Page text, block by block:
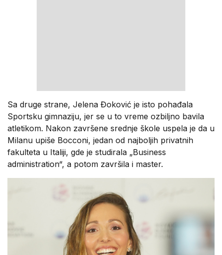
Sa druge strane, Jelena Đoković je isto pohađala
Sportsku gimnaziju, jer se u to vreme ozbiljno bavila
atletikom. Nakon završene srednje škole uspela je da u
Milanu upiše Bocconi, jedan od najboljih privatnih
fakulteta u Italiji, gde je studirala „Business
administration“, a potom završila i master.